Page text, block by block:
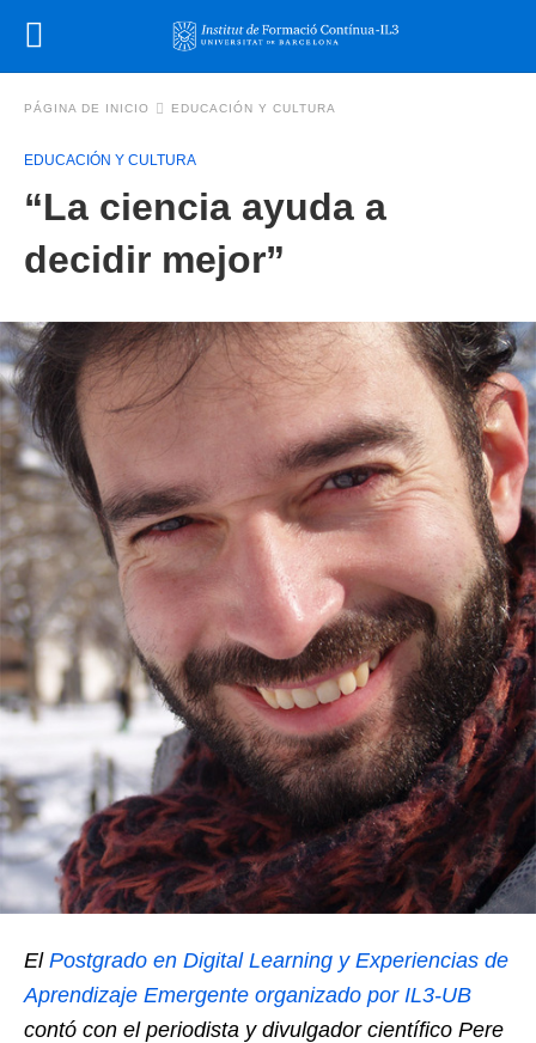
PÁGINA DE INICIO EDUCACIÓN Y CULTURA
EDUCACIÓN Y CULTURA
“La ciencia ayuda a
decidir mejor”
El Postgrado en Digital Learning y Experiencias de
Aprendizaje Emergente organizado por IL3-UB
contó con el periodista y divulgador científico Pere